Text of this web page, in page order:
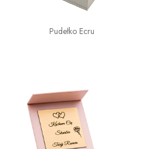
Pudełko Ecru